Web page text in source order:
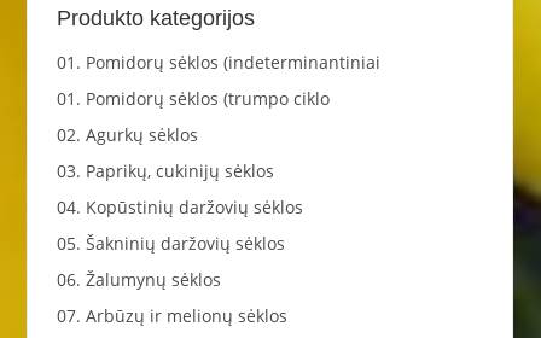
Produkto kategorijos
01. Pomidorų sėklos (indeterminantiniai
01. Pomidorų sėklos (trumpo ciklo
02. Agurkų sėklos
03. Paprikų, cukinijų sėklos
04. Kopūstinių daržovių sėklos
05. Šakninių daržovių sėklos
06. Žalumynų sėklos
07. Arbūzų ir melionų sėklos